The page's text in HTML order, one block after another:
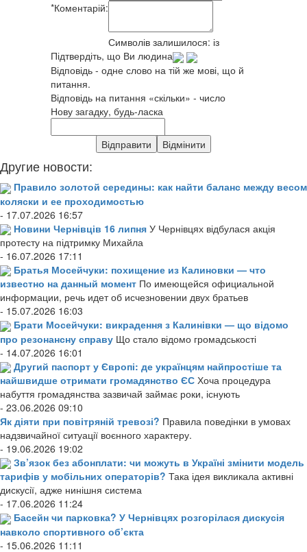
*Коментарій:
Символів залишилося: із
Підтвердіть, що Ви людина
Відповідь - одне слово на тій же мові, що й
питання.
Відповідь на питання «скільки» - число
Нову загадку, будь-ласка
Другие новости:
Правило золотой середины: как найти баланс между весом
коляски и ее проходимостью
- 17.07.2026 16:57
Новини Чернівців 16 липня У Чернівцях відбулася акція
протесту на підтримку Михайла
- 16.07.2026 17:11
Братья Мосейчуки: похищение из Калиновки — что
известно на данный момент По имеющейся официальной
информации, речь идет об исчезновении двух братьев
- 15.07.2026 16:03
Брати Мосейчуки: викрадення з Калинівки — що відомо
про резонансну справу Що стало відомо громадськості
- 14.07.2026 16:01
Другий паспорт у Європі: де українцям найпростіше та
найшвидше отримати громадянство ЄС Хоча процедура
набуття громадянства зазвичай займає роки, існують
- 23.06.2026 09:10
Як діяти при повітряній тревозі? Правила поведінки в умовах
надзвичайної ситуації воєнного характеру.
- 19.06.2026 19:02
Зв’язок без абонплати: чи можуть в Україні змінити модель
тарифів у мобільних операторів? Така ідея викликала активні
дискусії, адже нинішня система
- 17.06.2026 11:24
Басейн чи парковка? У Чернівцях розгорілася дискусія
навколо спортивного об’єкта
- 15.06.2026 11:11